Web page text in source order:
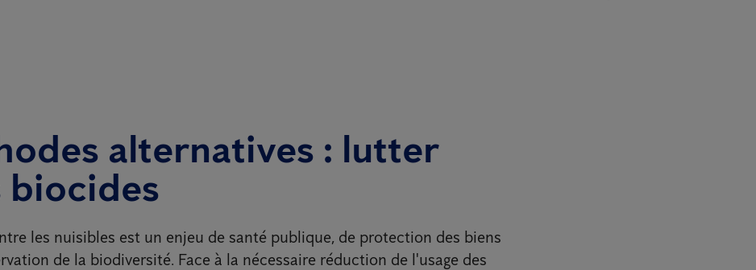
alternatives : lutter
biocides
les nuisibles est un enjeu de santé publique, de protection des biens
de la biodiversité. Face à la nécessaire réduction de l'usage des